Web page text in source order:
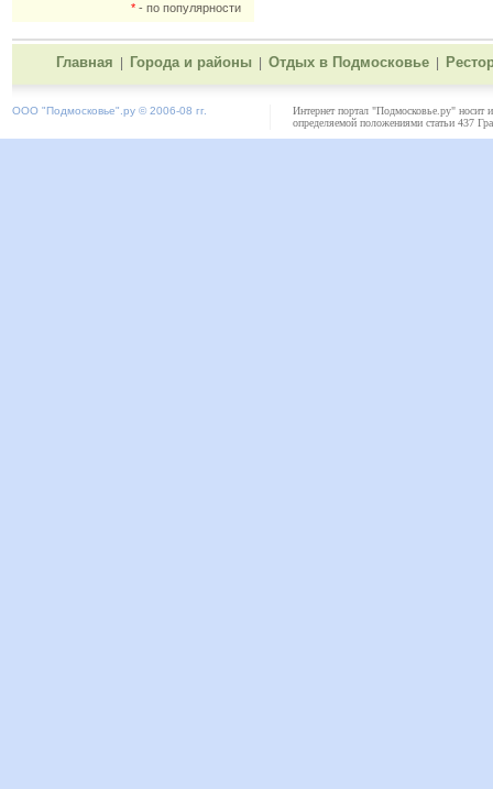
*- по популярности
Главная Города и районы Отдых в Подмосковье
ООО "Подмосковье" .ру © 2006-08 гг.
Интернет портал "Подмосковье.ру" носит
определяемой положениями статьи 437